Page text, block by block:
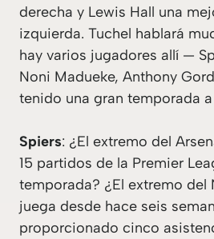
derecha y Lewis Hall una
izquierda. Tuchel hablará
hay varios jugadores allí —
Noni Madueke, Anthony
tenido una gran temporada
Spiers: ¿El extremo del
15 partidos de la Premier
temporada? ¿El extremo del
juega desde hace seis
proporcionado cinco